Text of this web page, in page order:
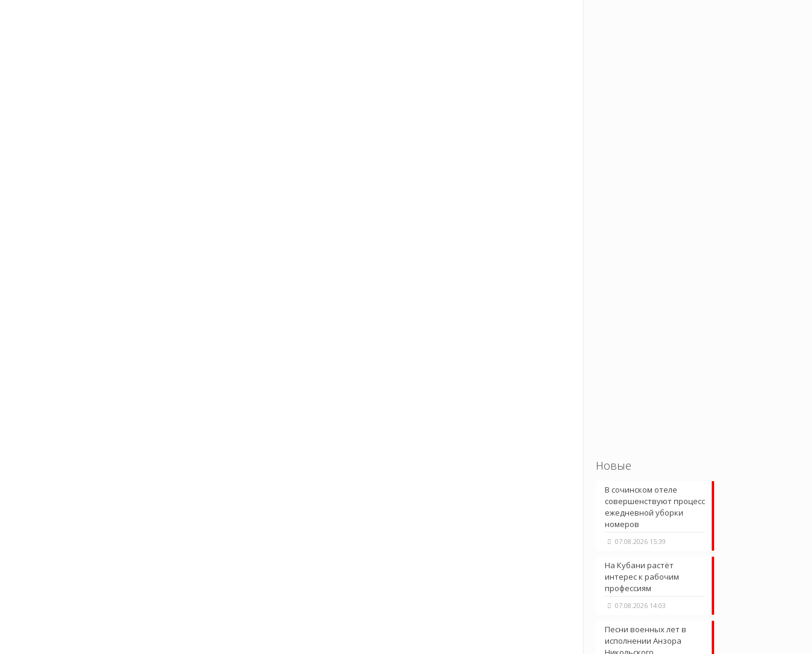
Новые
В сочинском отеле
совершенствуют процесс
ежедневной уборки
номеров
07.08.2026 15:39
На Кубани растёт
интерес к рабочим
профессиям
07.08.2026 14:03
Песни военных лет в
исполнении Анзора